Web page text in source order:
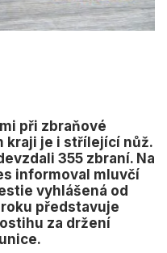
při zbraňové
kraji je i střílející nůž.
355 zbraní. Na
informoval mluvčí
vyhlášená od
představuje
za držení